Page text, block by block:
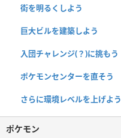
街を明るくしよう
巨大ビルを建築しよう
入団チャレンジ(？)に挑もう
ポケモンセンターを直そう
さらに環境レベルを上げよう
ポケモン